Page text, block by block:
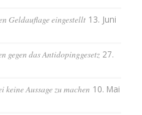
Geldauflage eingestellt 13. Juni
gegen das Antidopinggesetz 27.
Aussage zu machen 10. Mai